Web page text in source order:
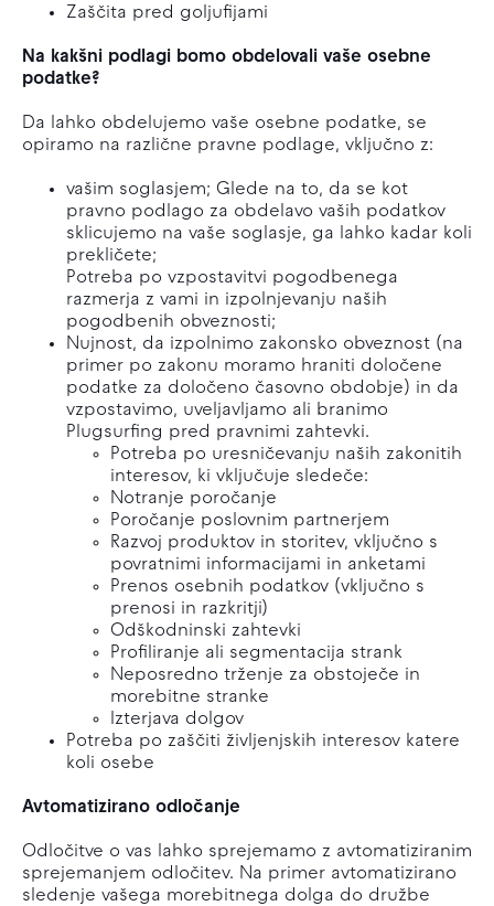
Zaščita pred goljufijami
Na kakšni podlagi bomo obdelovali vaše osebne
podatke?
Da lahko obdelujemo vaše osebne podatke, se
opiramo na različne pravne podlage, vključno z:
vašim soglasjem; Glede na to, da se kot
pravno podlago za obdelavo vaših podatkov
sklicujemo na vaše soglasje, ga lahko kadar koli
prekličete;
Potreba po vzpostavitvi pogodbenega
razmerja z vami in izpolnjevanju naših
pogodbenih obveznosti;
Nujnost, da izpolnimo zakonsko obveznost (na
primer po zakonu moramo hraniti določene
podatke za določeno časovno obdobje) in da
vzpostavimo, uveljavljamo ali branimo
Plugsurfing pred pravnimi zahtevki.
Potreba po uresničevanju naših zakonitih
interesov, ki vključuje sledeče:
Notranje poročanje
Poročanje poslovnim partnerjem
Razvoj produktov in storitev, vključno s
povratnimi informacijami in anketami
Prenos osebnih podatkov (vključno s
prenosi in razkritji)
Odškodninski zahtevki
Profiliranje ali segmentacija strank
Neposredno trženje za obstoječe in
morebitne stranke
Izterjava dolgov
Potreba po zaščiti življenjskih interesov katere
koli osebe
Avtomatizirano odločanje
Odločitve o vas lahko sprejemamo z avtomatiziranim
sprejemanjem odločitev. Na primer avtomatizirano
sledenje vašega morebitnega dolga do družbe